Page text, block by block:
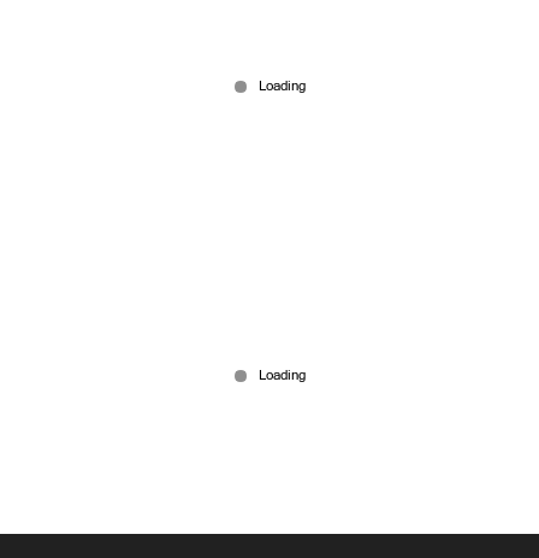
ഗണപതിയാര്‍ കോവിലിലെ കാണിക്കവഞ്ചി
മോഷണം: പ്രായപൂർത്തിയാകാത്ത രണ്ടുപേർ